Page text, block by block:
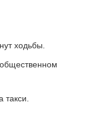
ходьбы.
такси.